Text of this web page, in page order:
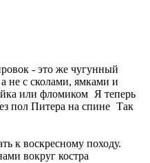
- это же чугунный
не с сколами, ямками и
или фломиком Я теперь
пол Питера на спине Так
к воскресному походу.
вокруг костра